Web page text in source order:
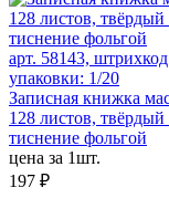
арт. 58143,
упаковки: 1/20
Записная книжка
128 листов,
тиснение фольгой
цена за 1шт.
197 ₽